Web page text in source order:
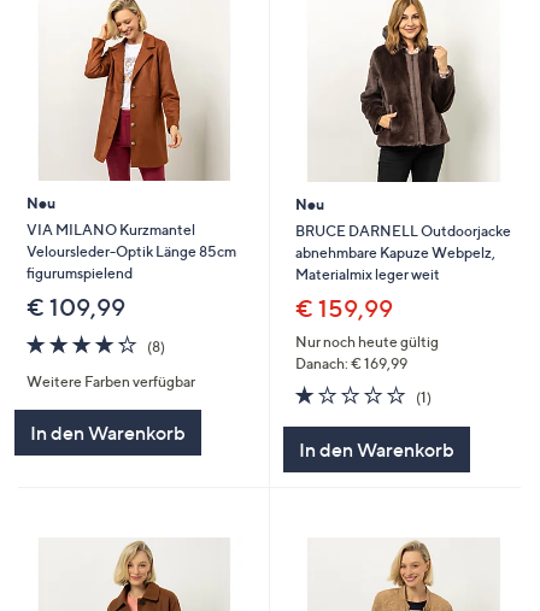
Neu
VIA MILANO Kurzmantel
Veloursleder-Optik Länge 85cm
figurumspielend
€ 109,99
4.2
von
5
(8)8
Weitere Farben verfügbar
In den Warenkorb
Neu
BRUCE DARNELL Outdoorjacke
abnehmbare Kapuze Webpelz,
Materialmix leger weit
€ 159,99
Nur noch heute gültig
Danach: € 169,99
1.0
von
(1)1
In den Warenkorb